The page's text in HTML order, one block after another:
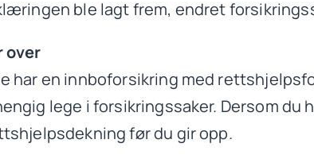
ble lagt frem, endret
over
har en innboforsikring med
lege i forsikringssaker. Dersom
før du gir opp.